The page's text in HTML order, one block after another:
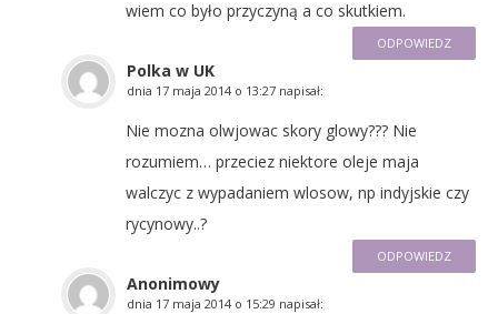
wiem co było przyczyną a co skutkiem.
ODPOWIEDZ
Polka w UK
dnia 17 maja 2014 o 13:27 napisał:
Nie mozna olwjowac skory glowy??? Nie
rozumiem… przeciez niektore oleje maja
walczyc z wypadaniem wlosow, np indyjskie czy
rycynowy..?
ODPOWIEDZ
Anonimowy
dnia 17 maja 2014 o 15:29 napisał: